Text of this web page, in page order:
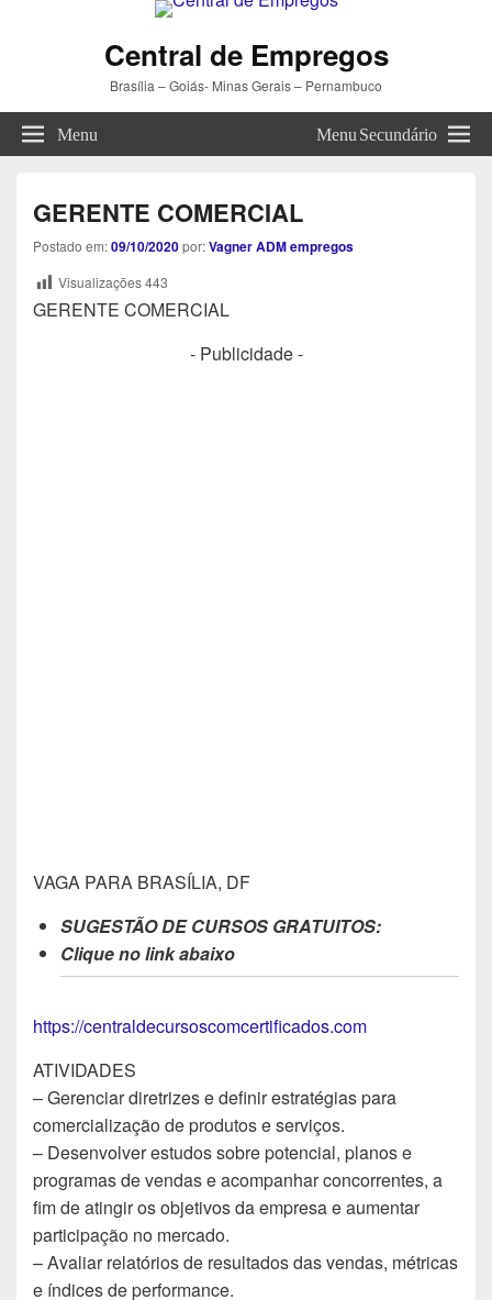
Central de Empregos
Brasília – Goiás- Minas Gerais – Pernambuco
Menu Menu Secundário
GERENTE COMERCIAL
Postado em:09/10/2020por:Vagner ADM empregos
Visualizações443
GERENTE COMERCIAL
- Publicidade -
VAGA PARA BRASÍLIA, DF
SUGESTÃO DE CURSOS GRATUITOS:
Clique no link abaixo
https://centraldecursoscomcertificados.com
ATIVIDADES
– Gerenciar diretrizes e definir estratégias para
comercialização de produtos e serviços.
– Desenvolver estudos sobre potencial, planos e
programas de vendas e acompanhar concorrentes, a
fim de atingir os objetivos da empresa e aumentar
participação no mercado.
– Avaliar relatórios de resultados das vendas, métricas
e índices de performance.